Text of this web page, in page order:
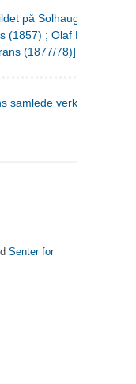
på Solhaug (1883) ;
(1857) ; Olaf Liljekrans
(1877/78)]
samlede verker. 3
Senter for